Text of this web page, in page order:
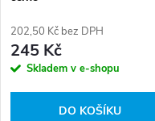
202,50 Kč bez DPH
245 Kč
Skladem v e-shopu
DO KOŠÍKU